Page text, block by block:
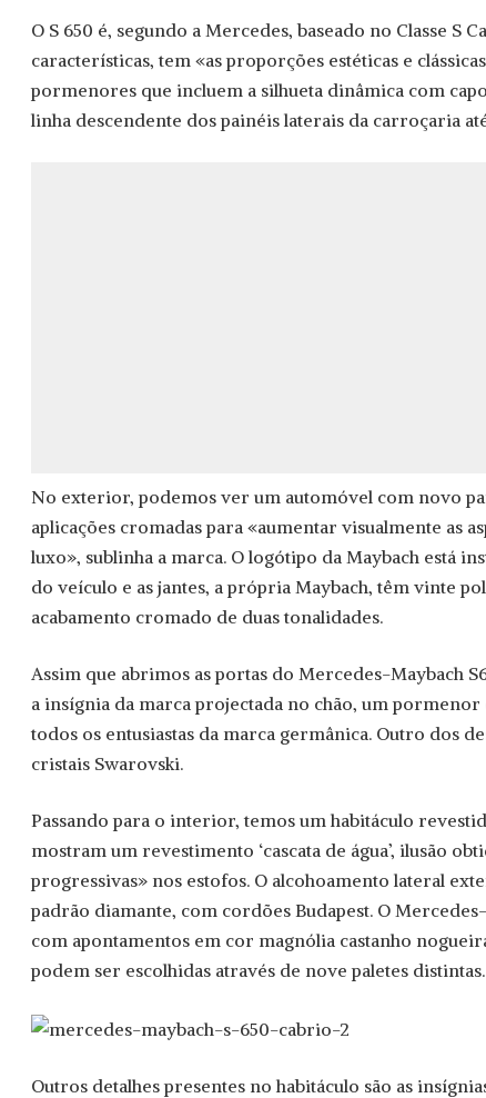
O S 650 é, segundo a Mercedes, baseado no Classe S
características, tem «as proporções estéticas e
pormenores que incluem a silhueta dinâmica com
linha descendente dos painéis laterais da carroçaria
No exterior, podemos ver um automóvel com novo
aplicações cromadas para «aumentar visualmente as
luxo», sublinha a marca. O logótipo da Maybach está
do veículo e as jantes, a própria Maybach, têm vinte
acabamento cromado de duas tonalidades.
Assim que abrimos as portas do Mercedes-Maybach
a insígnia da marca projectada no chão, um
todos os entusiastas da marca germânica. Outro dos
cristais Swarovski.
Passando para o interior, temos um habitáculo
mostram um revestimento ‘cascata de água’, ilusão
progressivas» nos estofos. O alcohoamento lateral
padrão diamante, com cordões Budapest. O
com apontamentos em cor magnólia castanho
podem ser escolhidas através de nove paletes distintas.
Outros detalhes presentes no habitáculo são as